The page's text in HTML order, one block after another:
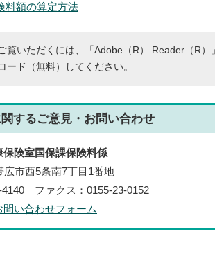
料額の算定方法
覧いただくには、「Adobe（R） Reader（R
ード（無料）してください。
するご意見・お問い合わせ
険室国保課保険料係
市西5条南7丁目1番地
4140 ファクス：0155-23-0152
問い合わせフォーム